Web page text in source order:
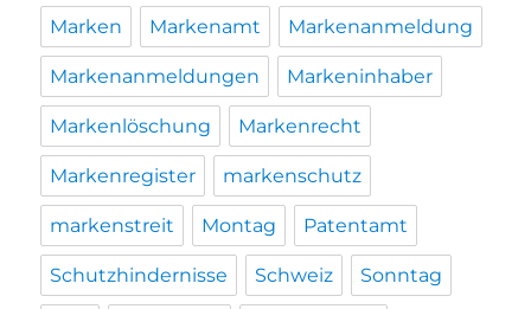
Marken Markenamt Markenanmeldung
Markenanmeldungen Markeninhaber
Markenlöschung Markenrecht
Markenregister markenschutz
markenstreit Montag Patentamt
Schutzhindernisse Schweiz Sonntag